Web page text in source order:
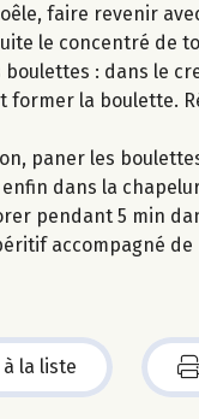
faire revenir
le concentré de
boulettes : dans le
former la boulette.
paner les
dans la
pendant 5 min
accompagné
la liste